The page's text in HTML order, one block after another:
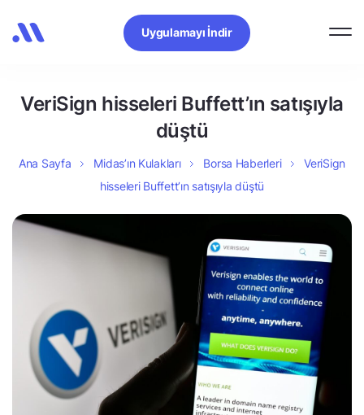
Uygulamayı İndir
VeriSign hisseleri Buffett’ın satışıyla
düştü
Ana Sayfa Midas’ın Kulakları Borsa Haberleri
VeriSign
hisseleri Buffett’ın satışıyla düştü